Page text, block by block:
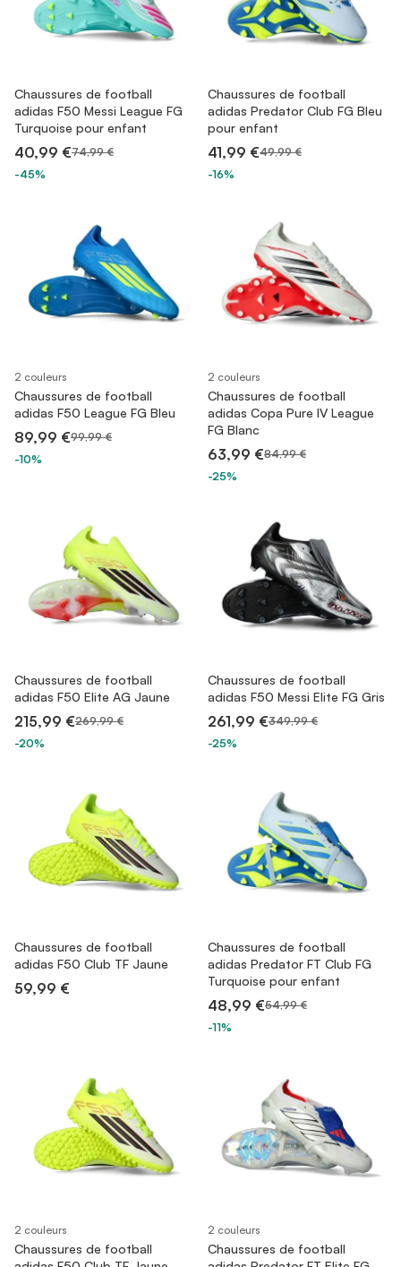
Chaussures de football
adidas F50 Messi League FG
Turquoise pour enfant
40,99 €74,99 €
-45%
Chaussures de football
adidas Predator Club FG Bleu
pour enfant
41,99 €49,99 €
-16%
2 couleurs
Chaussures de football
adidas F50 League FG Bleu
89,99 €99,99 €
-10%
2 couleurs
Chaussures de football
adidas Copa Pure IV League
FG Blanc
63,99 €84,99 €
-25%
Chaussures de football
adidas F50 Elite AG Jaune
215,99 €269,99 €
-20%
Chaussures de football
adidas F50 Messi Elite FG Gris
261,99 €349,99 €
-25%
Chaussures de football
adidas F50 Club TF Jaune
59,99 €
Chaussures de football
adidas Predator FT Club FG
Turquoise pour enfant
48,99 €54,99 €
-11%
2 couleurs
Chaussures de football
2 couleurs
Chaussures de football